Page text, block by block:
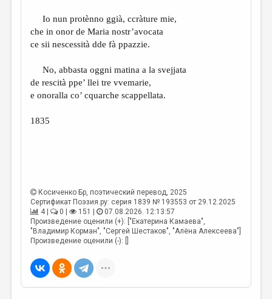
РЕЦЕНЗИРОВАНИЕ
ЦИКЛЫ ПУБЛИКАЦИЙ
МЕДИА
ВКОНТАКТЕ
Io nun protènno ggià, ccràture mie,
che in onor de Maria nostr’avocata
ce sii nescessità dde fà ppazzie.
No, abbasta oggni matina a la svejjata
de rescità ppe’ llei tre vvemarie,
e onoralla co’ cquarche scappellata.
1835
Косиченко Бр, поэтический перевод, 2025
Сертификат Поэзия.ру: серия 1839 № 193553 от 29.12.2025
4 |
0 | 151 |
07.08.2026. 12:13:57
Произведение оценили (+): ["Екатерина Камаева",
"Владимир Корман", "Сергей Шестаков", "Алёна Алексеева"]
Произведение оценили (-): []